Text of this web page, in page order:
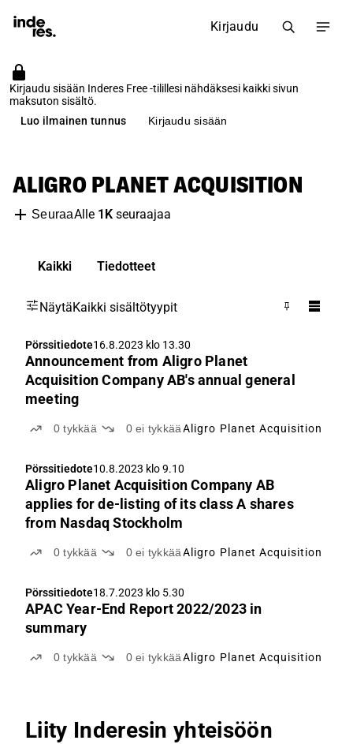
Kirjaudu
Kirjaudu sisään Inderes Free -tilillesi nähdäksesi kaikki sivun
maksuton sisältö.
Luo ilmainen tunnus
Kirjaudu sisään
ALIGRO PLANET ACQUISITION
SeuraaAlle 1Kseuraajaa
Kaikki Tiedotteet
NäytäKaikki sisältötyypit
Pörssitiedote16.8.2023 klo 13.30
Announcement from Aligro Planet
Acquisition Company AB's annual general
meeting
0tykkää 0ei tykkääAligro Planet Acquisition
Pörssitiedote10.8.2023 klo 9.10
Aligro Planet Acquisition Company AB
applies for de-listing of its class A shares
from Nasdaq Stockholm
0tykkää 0ei tykkääAligro Planet Acquisition
Pörssitiedote18.7.2023 klo 5.30
APAC Year-End Report 2022/2023 in
summary
0tykkää 0ei tykkääAligro Planet Acquisition
Liity Inderesin yhteisöön